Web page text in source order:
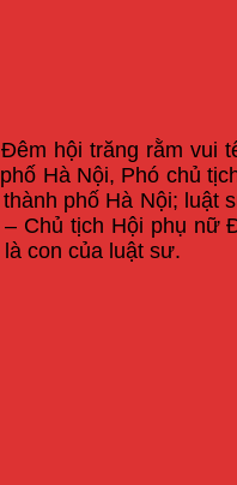
hội trăng rằm
Hà Nội, Phó chủ
phố Hà Nội; luật
tịch Hội phụ
con của luật sư.